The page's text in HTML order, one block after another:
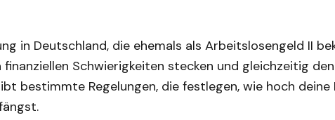
in Deutschland, die ehemals als Arbeitslosengeld II
finanziellen Schwierigkeiten stecken und gleichzeitig
bestimmte Regelungen, die festlegen, wie hoch deine